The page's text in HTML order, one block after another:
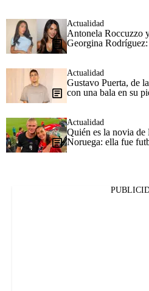
Actualidad
Antonela Roccuzzo
Georgina
Actualidad
Gustavo Puerta, de
con una bala en su
Actualidad
Quién es la novia
Noruega: ella fue